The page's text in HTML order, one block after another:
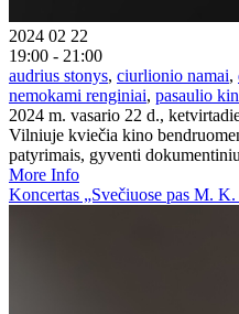
2024 02 22
19:00 - 21:00
audrius stonys, ciurlionio namai,
nemokami renginiai, pasaulio
2024 m. vasario 22 d.,
Vilniuje kviečia kino
patyrimais, gyventi
More Info
Koncertas „Svečiuose pas M.